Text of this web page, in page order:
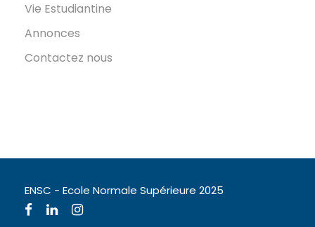
Vie Estudiantine
Annonces
Contactez nous
ENSC - Ecole Normale Supérieure 2025